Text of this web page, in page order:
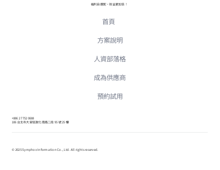
福利自選配，效益更加倍！
+886 2 7752 0688
106 台北市大安區敦化南路二段 95 號 25 樓
首頁
方案說明
人資部落格
成為供應商
預約試用
© 2025 Symphox Information Co., Ltd. All rights reserved.